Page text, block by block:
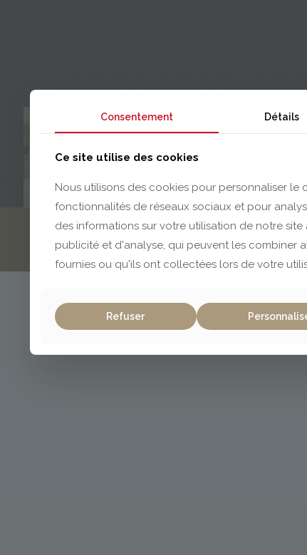
Consentement Détails
Ce site utilise des cookies
Nous utilisons des cookies pour personnaliser
fonctionnalités de réseaux sociaux et pour
des informations sur votre utilisation de notre
publicité et d'analyse, qui peuvent les combiner
fournies ou qu'ils ont collectées lors de votre
Refuser